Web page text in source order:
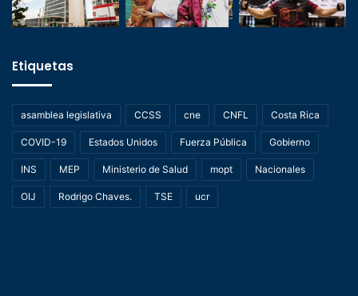
Etiquetas
asamblea legislativa CCSS cne CNFL Costa Rica
COVID-19 Estados Unidos Fuerza Pública Gobierno
INS MEP Ministerio de Salud mopt Nacionales
OIJ Rodrigo Chaves. TSE ucr